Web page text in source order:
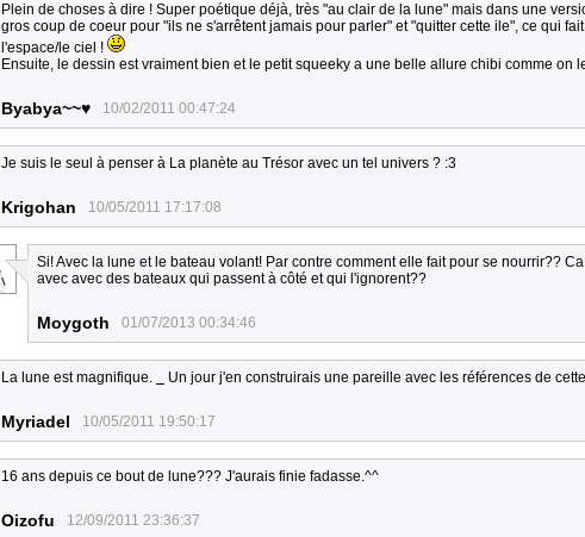
Plein de choses à dire ! Super poétique déjà, très "au clair de la lune" mais dans une
gros coup de coeur pour "ils ne s'arrêtent jamais pour parler" et "quitter cette ile", ce qui
l'espace/le ciel !
Ensuite, le dessin est vraiment bien et le petit squeeky a une belle allure chibi comme on
Byabya~~♥ 10/02/2011 00:47:24
Je suis le seul à penser à La planète au Trésor avec un tel univers ? :3
Krigohan 10/05/2011 17:17:08
Si! Avec la lune et le bateau volant! Par contre comment elle fait pour se nourrir??
avec avec des bateaux qui passent à côté et qui l'ignorent??
Moygoth 01/07/2013 00:34:46
La lune est magnifique. Un jour j'en construirais une pareille avec les références de
Myriadel 10/05/2011 19:50:17
16 ans depuis ce bout de lune??? J'aurais finie fadasse.^^
Oizofu 12/09/2011 23:36:37